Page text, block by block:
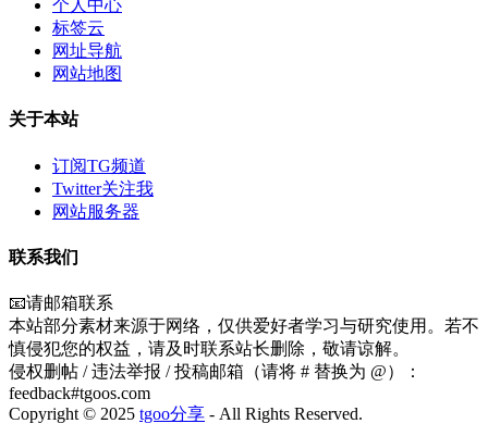
个人中心
标签云
网址导航
网站地图
关于本站
订阅TG频道
Twitter关注我
网站服务器
联系我们
📧请邮箱联系
本站部分素材来源于网络，仅供爱好者学习与研究使用。若不
慎侵犯您的权益，请及时联系站长删除，敬请谅解。
侵权删帖 / 违法举报 / 投稿邮箱（请将 # 替换为 @）：
feedback#tgoos.com
Copyright © 2025 tgoo分享 - All Rights Reserved.